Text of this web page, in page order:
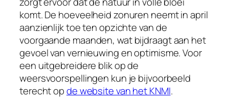
komt. De hoeveelheid zonuren neemt in april
aanzienlijk toe ten opzichte van de
voorgaande maanden, wat bijdraagt aan het
gevoel van vernieuwing en optimisme. Voor
een uitgebreidere blik op de
weersvoorspellingen kun je bijvoorbeeld
terecht opde website van het KNMI.